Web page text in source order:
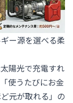
ー源を選べる柔
太陽光で充電すれ
使うたびにお金
元が取れる」の